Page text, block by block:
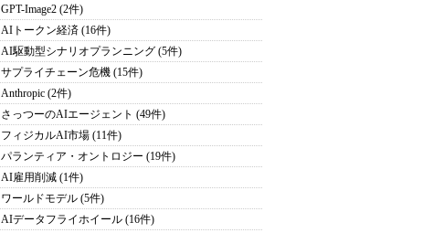
GPT-Image2 (2件)
AIトークン経済 (16件)
AI駆動型シナリオプランニング (5件)
サプライチェーン危機 (15件)
Anthropic (2件)
さっつーのAIエージェント (49件)
フィジカルAI市場 (11件)
パランティア・オントロジー (19件)
AI雇用削減 (1件)
ワールドモデル (5件)
AIデータフライホイール (16件)